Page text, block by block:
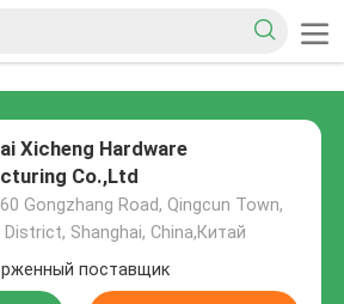
Xicheng Hardware
Co.,Ltd
Gongzhang Road, Qingcun Town,
District, Shanghai, China,Китай
поставщик